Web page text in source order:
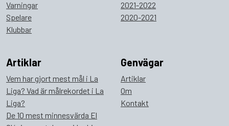
Varningar
Spelare
Klubbar
2021-2022
2020-2021
Artiklar
Vem har gjort mest mål i La
Liga? Vad är målrekordet i La
Liga?
De 10 mest minnesvärda El
Genvägar
Artiklar
Om
Kontakt